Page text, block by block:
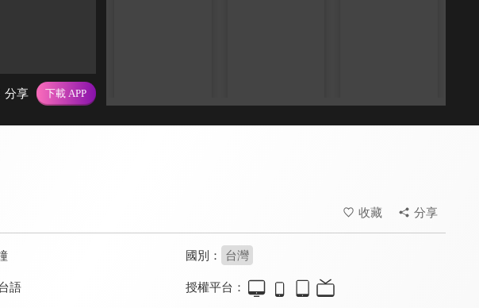
分享
收藏 分享
國別： 台灣
語 授權平台：